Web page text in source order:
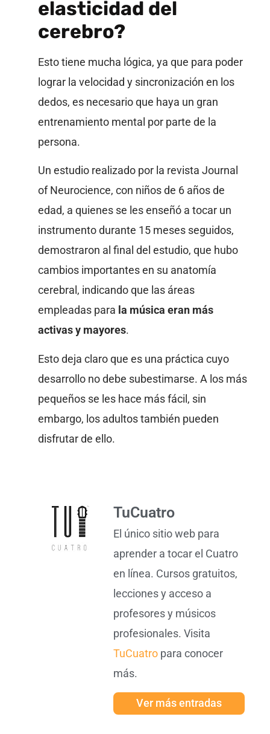
elasticidad del
cerebro?
Esto tiene mucha lógica, ya que para poder
lograr la velocidad y sincronización en los
dedos, es necesario que haya un gran
entrenamiento mental por parte de la
persona.
Un estudio realizado por la revista Journal
of Neurocience, con niños de 6 años de
edad, a quienes se les enseñó a tocar un
instrumento durante 15 meses seguidos,
demostraron al final del estudio, que hubo
cambios importantes en su anatomía
cerebral, indicando que las áreas
empleadas para la música eran más
activas y mayores.
Esto deja claro que es una práctica cuyo
desarrollo no debe subestimarse. A los más
pequeños se les hace más fácil, sin
embargo, los adultos también pueden
disfrutar de ello.
TuCuatro
El único sitio web para
aprender a tocar el Cuatro
en línea. Cursos gratuitos,
lecciones y acceso a
profesores y músicos
profesionales. Visita
TuCuatropara conocer
más.
Ver más entradas